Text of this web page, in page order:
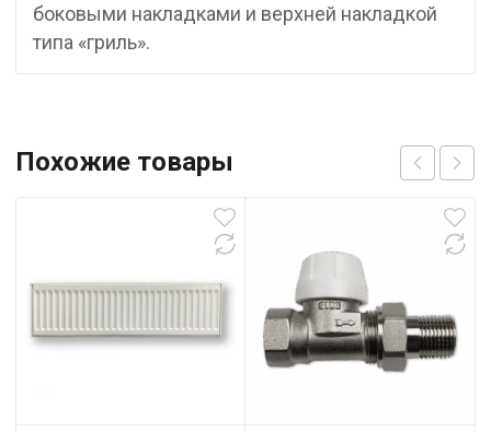
боковыми накладками и верхней накладкой
типа «гриль».
Похожие товары